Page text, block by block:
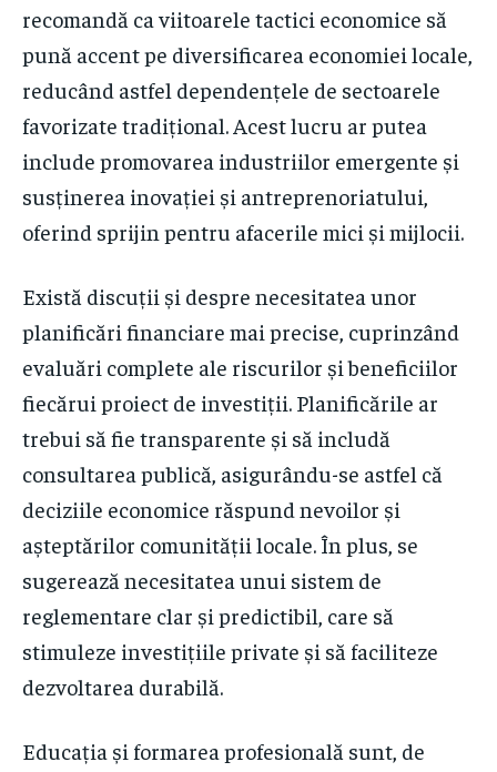
recomandă ca viitoarele tactici economice să
pună accent pe diversificarea economiei locale,
reducând astfel dependențele de sectoarele
favorizate tradițional. Acest lucru ar putea
include promovarea industriilor emergente și
susținerea inovației și antreprenoriatului,
oferind sprijin pentru afacerile mici și mijlocii.
Există discuții și despre necesitatea unor
planificări financiare mai precise, cuprinzând
evaluări complete ale riscurilor și beneficiilor
fiecărui proiect de investiții. Planificările ar
trebui să fie transparente și să includă
consultarea publică, asigurându-se astfel că
deciziile economice răspund nevoilor și
așteptărilor comunității locale. În plus, se
sugerează necesitatea unui sistem de
reglementare clar și predictibil, care să
stimuleze investițiile private și să faciliteze
dezvoltarea durabilă.
Educația și formarea profesională sunt, de